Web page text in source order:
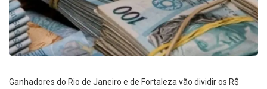
Ganhadores do Rio de Janeiro e de Fortaleza vão dividir os R$